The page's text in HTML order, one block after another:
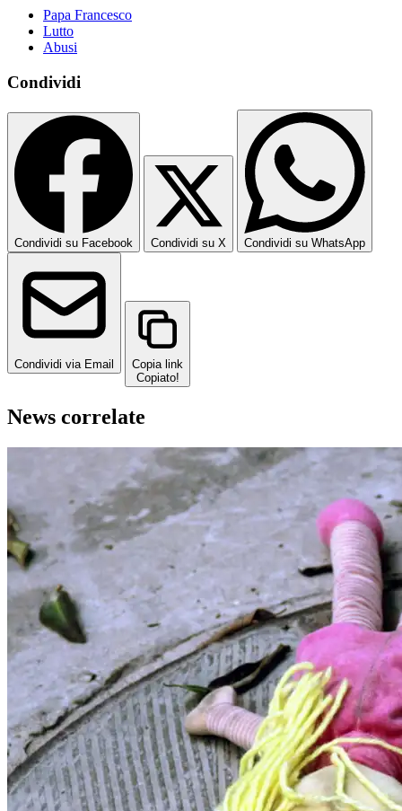
Papa Francesco
Lutto
Abusi
Condividi
Condividi su Facebook Condividi su X Condividi su WhatsApp
Condividi via Email
Copia link
Copiato!
News correlate